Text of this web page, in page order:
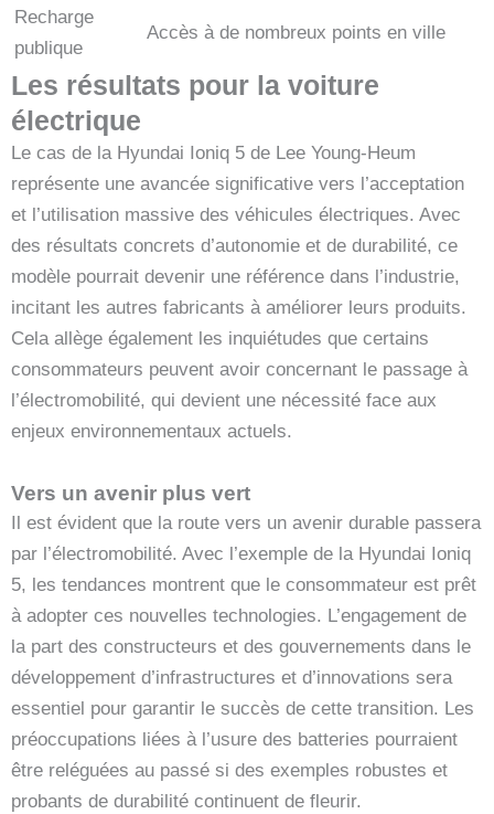
Recharge
publique
Accès à de nombreux points en ville
Les résultats pour la voiture
électrique
Le cas de la Hyundai Ioniq 5 de Lee Young-Heum
représente une avancée significative vers l’acceptation
et l’utilisation massive des véhicules électriques. Avec
des résultats concrets d’autonomie et de durabilité, ce
modèle pourrait devenir une référence dans l’industrie,
incitant les autres fabricants à améliorer leurs produits.
Cela allège également les inquiétudes que certains
consommateurs peuvent avoir concernant le passage à
l’électromobilité, qui devient une nécessité face aux
enjeux environnementaux actuels.
Vers un avenir plus vert
Il est évident que la route vers un avenir durable passera
par l’électromobilité. Avec l’exemple de la Hyundai Ioniq
5, les tendances montrent que le consommateur est prêt
à adopter ces nouvelles technologies. L’engagement de
la part des constructeurs et des gouvernements dans le
développement d’infrastructures et d’innovations sera
essentiel pour garantir le succès de cette transition. Les
préoccupations liées à l’usure des batteries pourraient
être reléguées au passé si des exemples robustes et
probants de durabilité continuent de fleurir.